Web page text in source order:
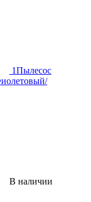
1Пылесос
В наличии